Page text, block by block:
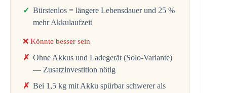
Bürstenlos = längere Lebensdauer und 25 %
mehr Akkulaufzeit
❌ Könnte besser sein
Ohne Akkus und Ladegerät (Solo-Variante)
— Zusatzinvestition nötig
Bei 1,5 kg mit Akku spürbar schwerer als